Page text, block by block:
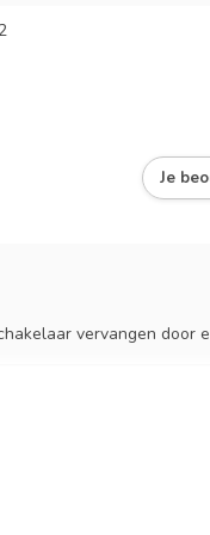
Je
vervangen door